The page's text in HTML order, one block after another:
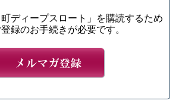
ディープスロート」を購読するため
録のお手続きが必要です。